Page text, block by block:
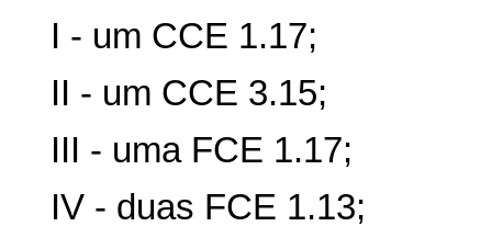
I - um CCE 1.17;
II - um CCE 3.15;
III - uma FCE 1.17;
IV - duas FCE 1.13;